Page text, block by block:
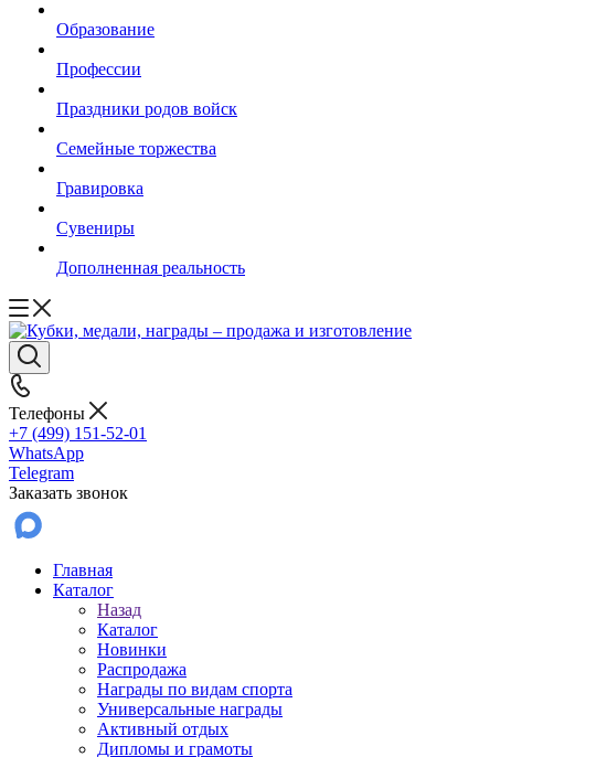
Образование
Профессии
Праздники родов войск
Семейные торжества
Гравировка
Сувениры
Дополненная реальность
Телефоны
+7 (499) 151-52-01
WhatsApp
Telegram
Заказать звонок
Главная
Каталог
Назад
Каталог
Новинки
Распродажа
Награды по видам спорта
Универсальные награды
Активный отдых
Дипломы и грамоты